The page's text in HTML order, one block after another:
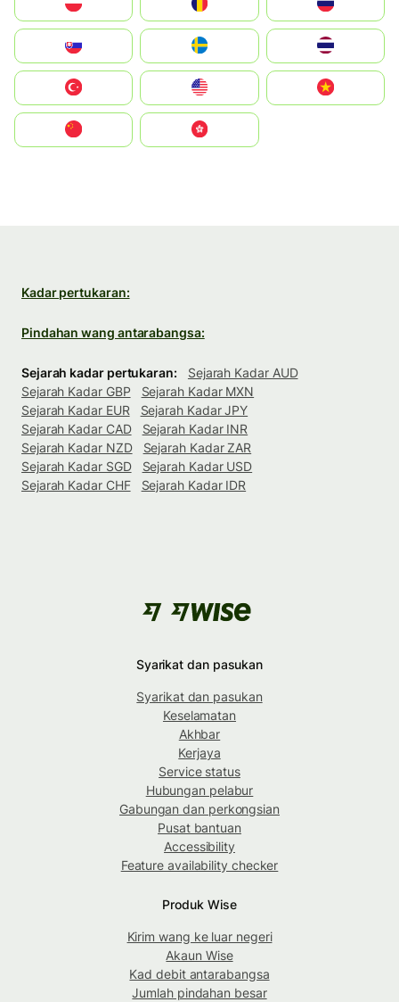
United States
中國香港特別行政區
Kadar pertukaran:
Pindahan wang antarabangsa:
Sejarah kadar pertukaran:
Sejarah Kadar AUD
Sejarah Kadar GBP
Sejarah Kadar MXN
Sejarah Kadar EUR
Sejarah Kadar JPY
Sejarah Kadar CAD
Sejarah Kadar INR
Sejarah Kadar NZD
Sejarah Kadar ZAR
Sejarah Kadar SGD
Sejarah Kadar USD
Sejarah Kadar CHF
Sejarah Kadar IDR
Syarikat dan pasukan
Syarikat dan pasukan
Keselamatan
Akhbar
Kerjaya
Service status
Hubungan pelabur
Gabungan dan perkongsian
Pusat bantuan
Accessibility
Feature availability checker
Produk Wise
Kirim wang ke luar negeri
Akaun Wise
Kad debit antarabangsa
Jumlah pindahan besar